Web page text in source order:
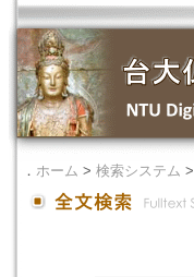
． ホーム > 検索システム >